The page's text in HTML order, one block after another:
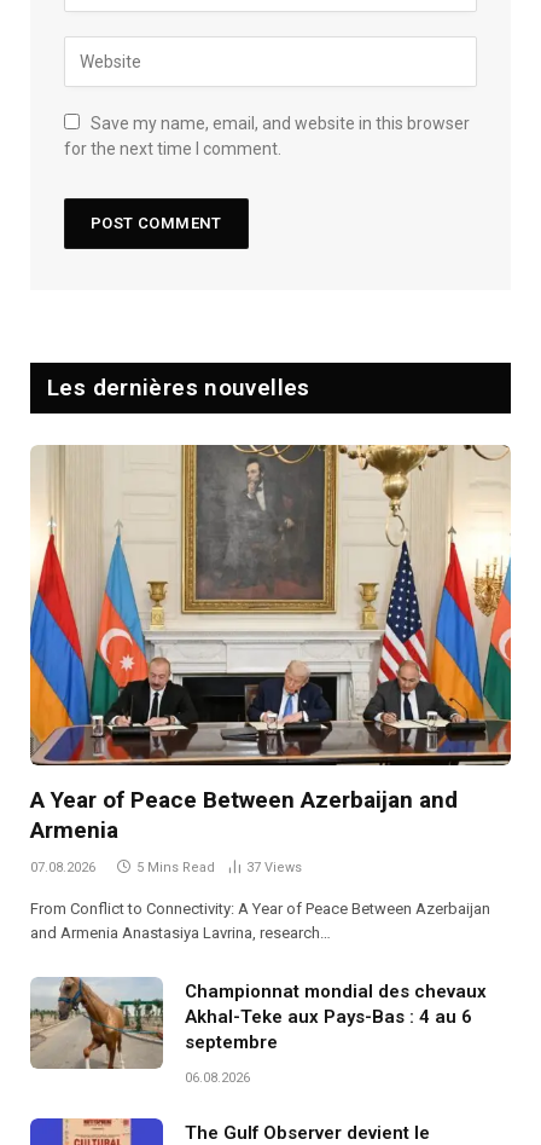
Save my name, email, and website in this browser
for the next time I comment.
Les dernières nouvelles
A Year of Peace Between Azerbaijan and
Armenia
07.08.2026 5 Mins Read 37 Views
From Conflict to Connectivity: A Year of Peace Between Azerbaijan
and Armenia Anastasiya Lavrina, research…
Championnat mondial des chevaux
Akhal-Teke aux Pays-Bas : 4 au 6
septembre
06.08.2026
The Gulf Observer devient le